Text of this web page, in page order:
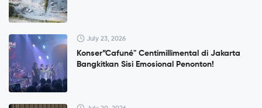
July 23, 2026
Konser”Cafuné" Centimillimental di Jakarta
Bangkitkan Sisi Emosional Penonton!